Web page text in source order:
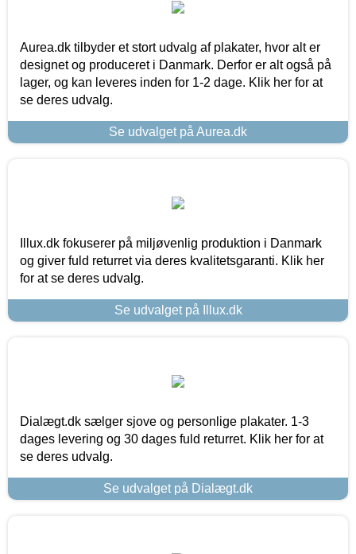
Aurea.dk tilbyder et stort udvalg af plakater, hvor alt er
designet og produceret i Danmark. Derfor er alt også på
lager, og kan leveres inden for 1-2 dage. Klik her for at
se deres udvalg.
Se udvalget på Aurea.dk
Illux.dk fokuserer på miljøvenlig produktion i Danmark
og giver fuld returret via deres kvalitetsgaranti. Klik her
for at se deres udvalg.
Se udvalget på Illux.dk
Dialægt.dk sælger sjove og personlige plakater. 1-3
dages levering og 30 dages fuld returret. Klik her for at
se deres udvalg.
Se udvalget på Dialægt.dk